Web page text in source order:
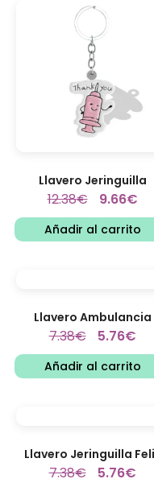
Llavero Jeringuilla
12.38€ 9.66€
Añadir al carrito
Llavero Ambulancia
7.38€ 5.76€
Añadir al carrito
Llavero Jeringuilla
7.38€ 5.76€